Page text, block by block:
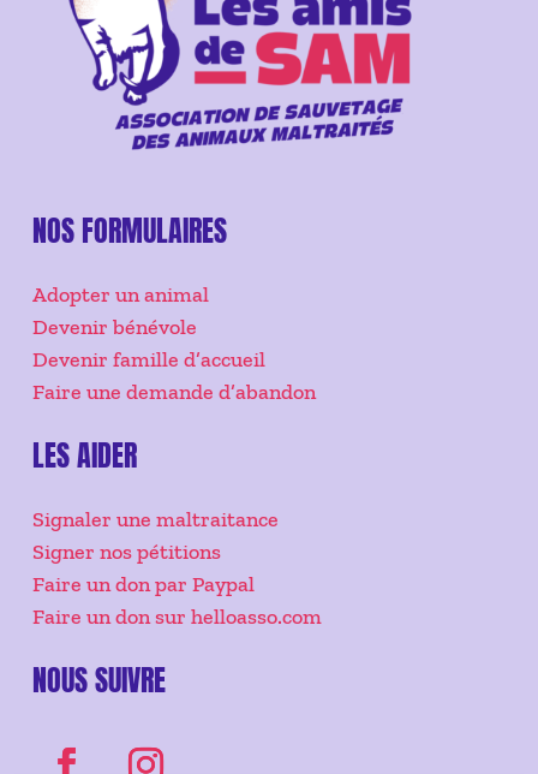
NOS FORMULAIRES
Adopter un animal
Devenir bénévole
Devenir famille d’accueil
Faire une demande d’abandon
LES AIDER
Signaler une maltraitance
Signer nos pétitions
Faire un don par Paypal
Faire un don sur helloasso.com
NOUS SUIVRE